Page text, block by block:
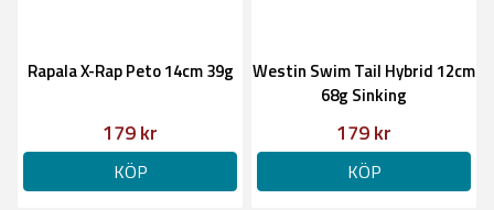
Rapala X-Rap Peto 14cm 39g
179 kr
KÖP
Westin Swim Tail Hybrid 12cm
68g Sinking
179 kr
KÖP